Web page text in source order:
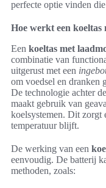
perfecte optie vinden
Hoe werkt een
Een koeltas met
combinatie van
uitgerust met een
om voedsel en dranken
De technologie achter
maakt gebruik van
koelsystemen. Dit zorgt
temperatuur blijft.
De werking van een
eenvoudig. De batterij
methoden, zoals: